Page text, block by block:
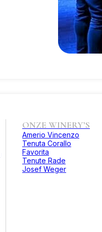
ONZE WINERY’S
Amerio Vincenzo
Tenuta Corallo
Favorita
Tenute Rade
Josef Weger